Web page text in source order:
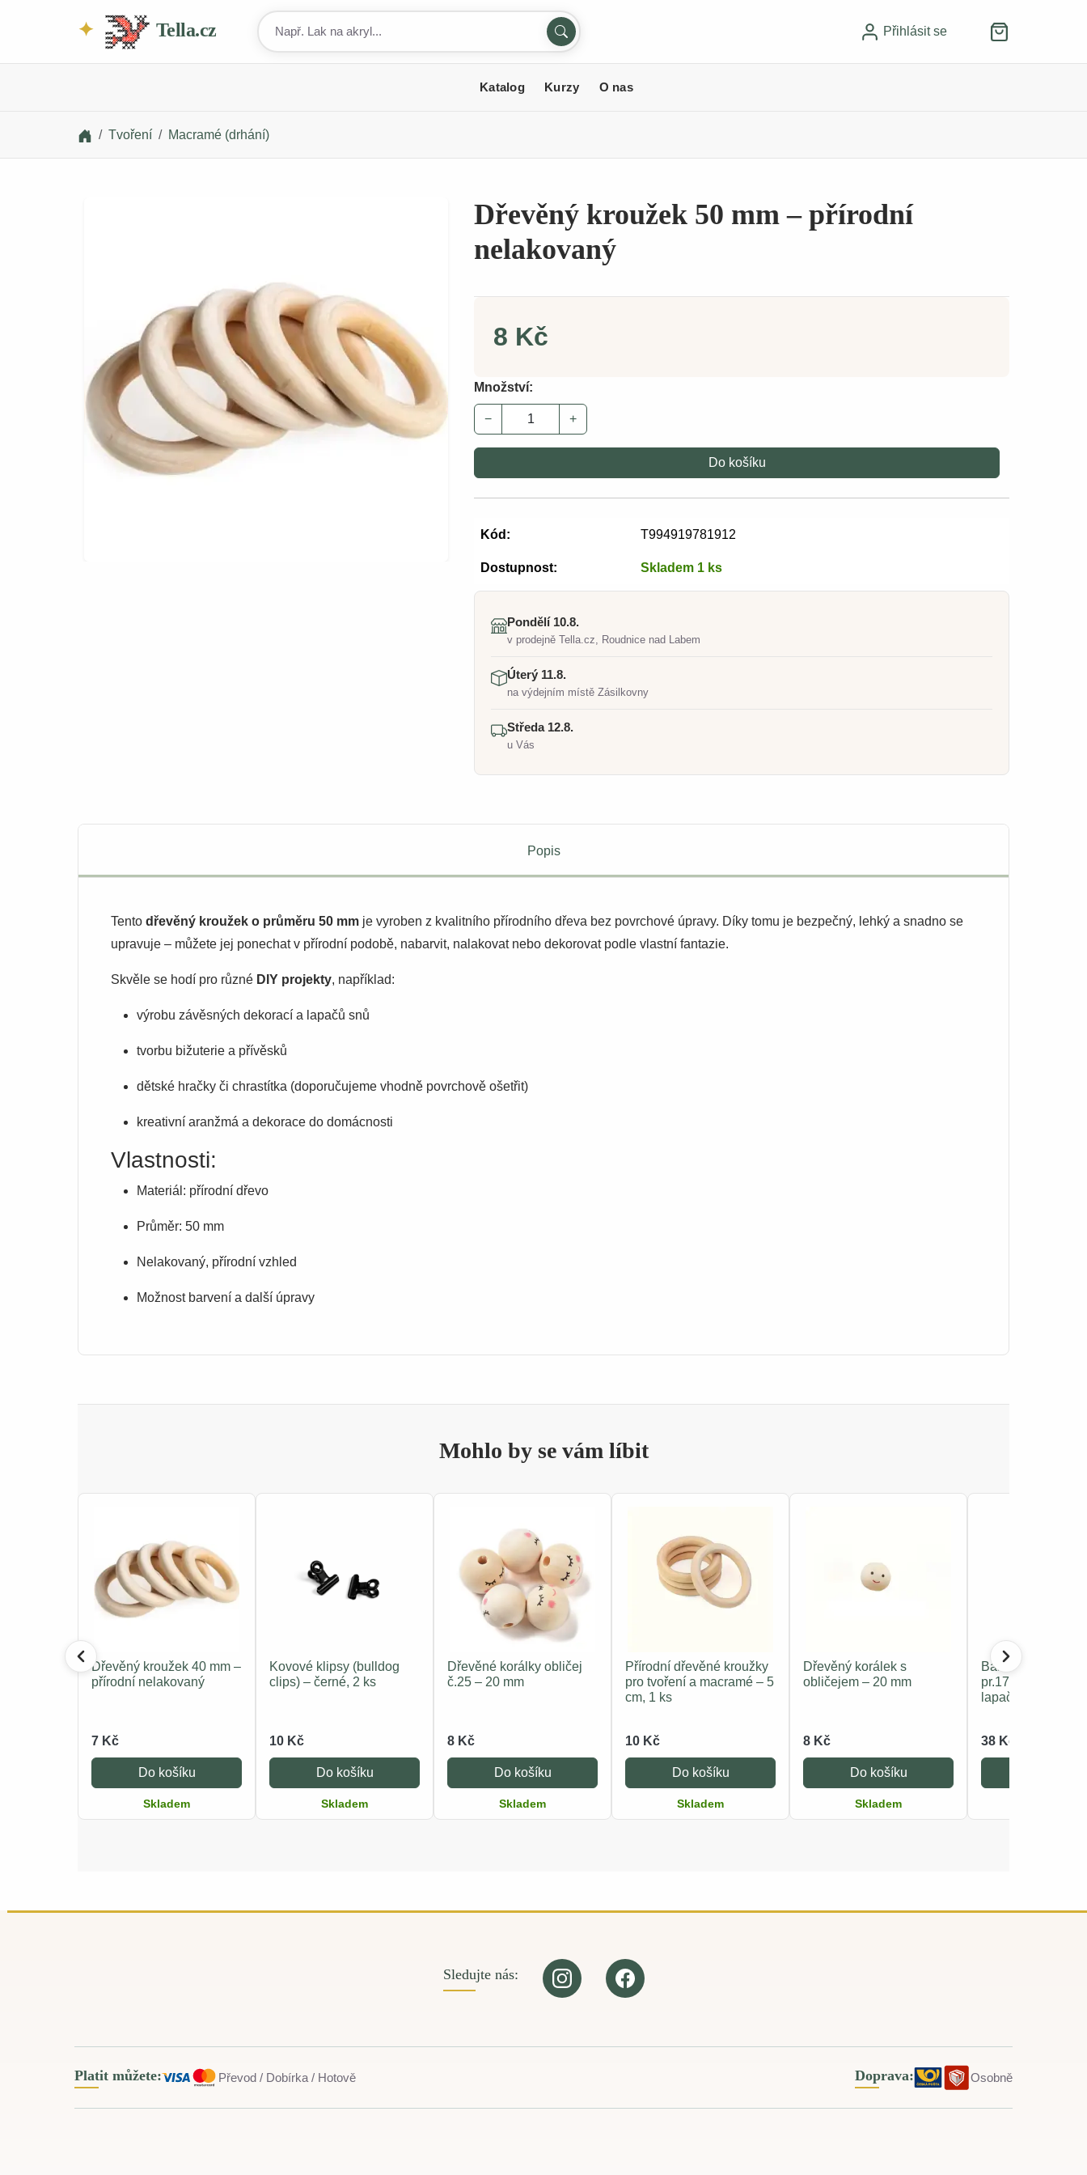
Tella.cz Přihlásit se
Katalog Kurzy O nas
Tvoření Macramé (drhání)
Dřevěný kroužek 50 mm – přírodní
nelakovaný
8 Kč
Množství:
− +
Do košíku
Kód: T994919781912
Dostupnost: Skladem 1 ks
Pondělí 10.8.
v prodejně Tella.cz, Roudnice nad Labem
Úterý 11.8.
na výdejním místě Zásilkovny
Středa 12.8.
u Vás
Popis
Tento dřevěný kroužek o průměru 50 mm je vyroben z kvalitního přírodního dřeva bez povrchové úpravy. Díky tomu je bezpečný, lehký a snadno se
upravuje – můžete jej ponechat v přírodní podobě, nabarvit, nalakovat nebo dekorovat podle vlastní fantazie.
Skvěle se hodí pro různé DIY projekty, například:
výrobu závěsných dekorací a lapačů snů
tvorbu bižuterie a přívěsků
dětské hračky či chrastítka (doporučujeme vhodně povrchově ošetřit)
kreativní aranžmá a dekorace do domácnosti
Vlastnosti:
Materiál: přírodní dřevo
Průměr: 50 mm
Nelakovaný, přírodní vzhled
Možnost barvení a další úpravy
Mohlo by se vám líbit
Dřevěný kroužek 40 mm –
přírodní nelakovaný
7 Kč
Do košíku
Skladem
Kovové klipsy (bulldog
clips) – černé, 2 ks
10 Kč
Do košíku
Skladem
Dřevěné korálky obličej
č.25 – 20 mm
8 Kč
Do košíku
Skladem
Přírodní dřevěné kroužky
pro tvoření a macramé – 5
cm, 1 ks
10 Kč
Do košíku
Skladem
Dřevěný korálek s
obličejem – 20 mm
8 Kč
Do košíku
Skladem
Bambusový kruh
pr.17 cm pro
lapače snů
38 Kč
Sledujte nás:
Platit můžete: Převod / Dobírka / Hotově Doprava: Osobně